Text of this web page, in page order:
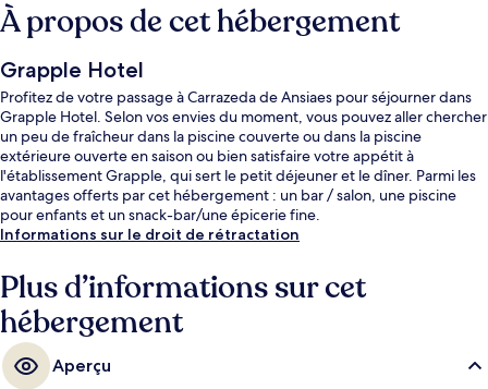
À propos de cet hébergement
Grapple Hotel
Profitez de votre passage à Carrazeda de Ansiaes pour séjourner dans
Grapple Hotel. Selon vos envies du moment, vous pouvez aller chercher
un peu de fraîcheur dans la piscine couverte ou dans la piscine
extérieure ouverte en saison ou bien satisfaire votre appétit à
l'établissement Grapple, qui sert le petit déjeuner et le dîner. Parmi les
avantages offerts par cet hébergement : un bar / salon, une piscine
pour enfants et un snack-bar/une épicerie fine.
Informations sur le droit de rétractation
Plus d’informations sur cet
hébergement
Aperçu